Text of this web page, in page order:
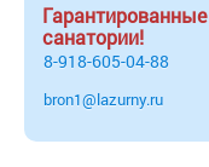
санатории!
8-918-605-04-88
bron1@lazurny.ru